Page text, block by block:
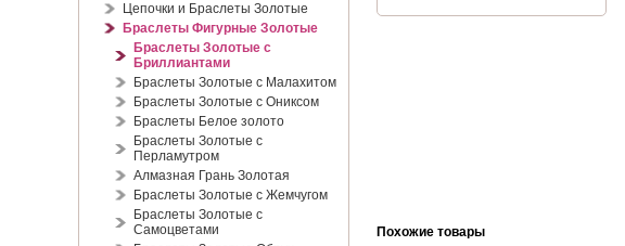
Цепочки и Браслеты Золотые
Браслеты Фигурные Золотые
Браслеты Золотые с
Бриллиантами
Браслеты Золотые с Малахитом
Браслеты Золотые с Ониксом
Браслеты Белое золото
Браслеты Золотые с
Перламутром
Алмазная Грань Золотая
Браслеты Золотые с Жемчугом
Браслеты Золотые с
Самоцветами
Похожие товары